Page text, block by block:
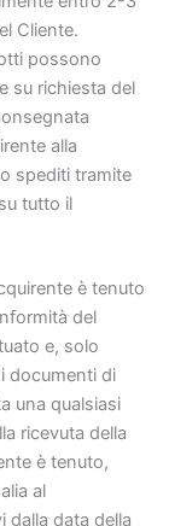
Cliente.
possono
su richiesta del
alla
spediti tramite
tutto il
è tenuto
del
e, solo
documenti di
una qualsiasi
ricevuta della
è tenuto,
al
dalla data della